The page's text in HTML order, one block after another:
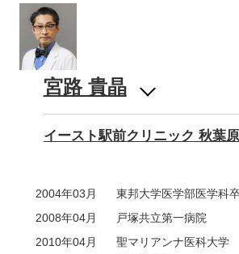
宮路 貴晶
イースト駅前クリニック 秋葉
2004年03月
東邦大学医学部医学科
2008年04月
戸塚共立第一病院
2010年04月
聖マリアンナ医科大